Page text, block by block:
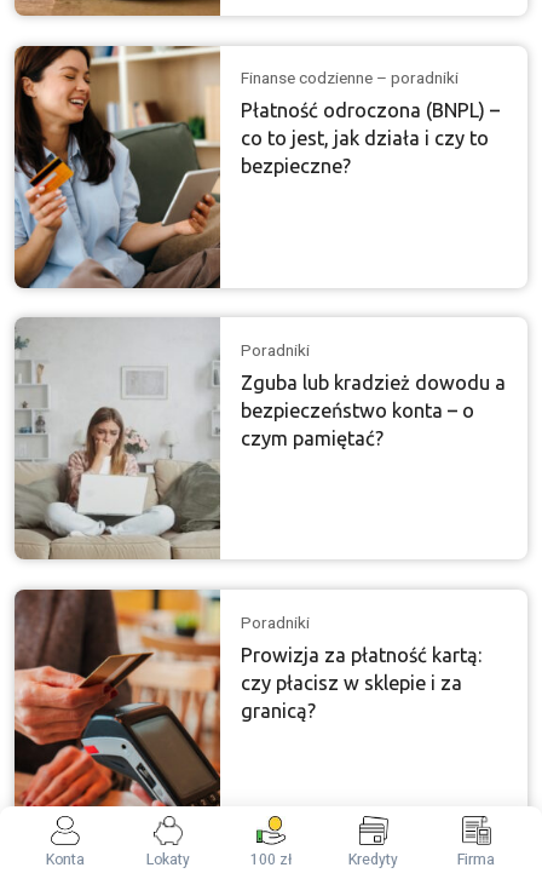
Finanse codzienne – poradniki
Płatność odroczona (BNPL) –
co to jest, jak działa i czy to
bezpieczne?
Poradniki
Zguba lub kradzież dowodu a
bezpieczeństwo konta – o
czym pamiętać?
Poradniki
Prowizja za płatność kartą:
czy płacisz w sklepie i za
granicą?
Konta Lokaty 100 zł Kredyty Firma